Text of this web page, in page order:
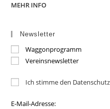
MEHR INFO
Newsletter
Waggonprogramm
Vereinsnewsletter
Ich stimme den
E-Mail-Adresse: